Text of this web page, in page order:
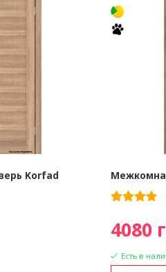
Korfad
4080
Есть в